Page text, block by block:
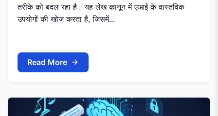
तरीके को बदल रहा है। यह लेख कानून में एआई के वास्तविक
उपयोगों की खोज करता है, जिसमें...
Read More